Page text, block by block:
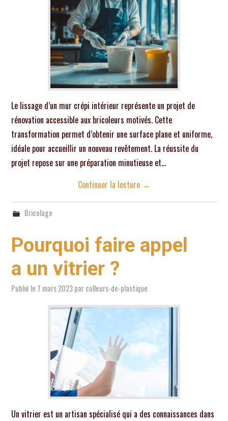
Le lissage d’un mur crépi intérieur représente un projet de
rénovation accessible aux bricoleurs motivés. Cette
transformation permet d’obtenir une surface plane et uniforme,
idéale pour accueillir un nouveau revêtement. La réussite du
projet repose sur une préparation minutieuse et…
Continuer la lecture →
Bricolage
Pourquoi faire appel
a un vitrier ?
Publié le 7 mars 2023parcolleurs-de-plastique
Un vitrier est un artisan spécialisé qui a des connaissances dans